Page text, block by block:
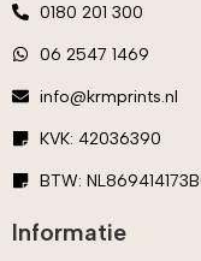
0180 201 300
06 2547 1469
info@krmprints.nl
KVK: 42036390
BTW:
Informatie